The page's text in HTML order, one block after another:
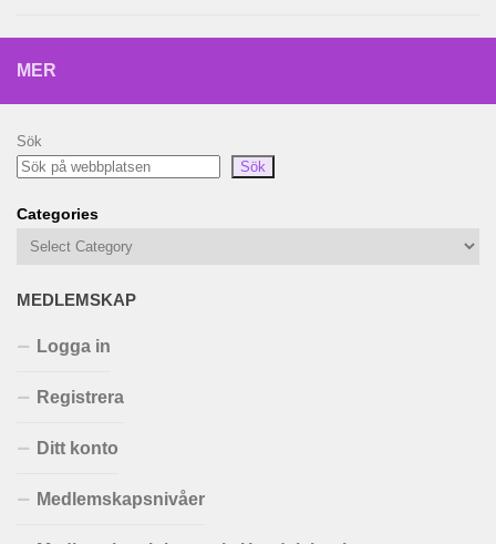
MER
Sök
Sök
Categories
MEDLEMSKAP
Logga in
Registrera
Ditt konto
Medlemskapsnivåer